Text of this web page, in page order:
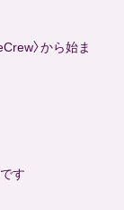
〉から始ま
す